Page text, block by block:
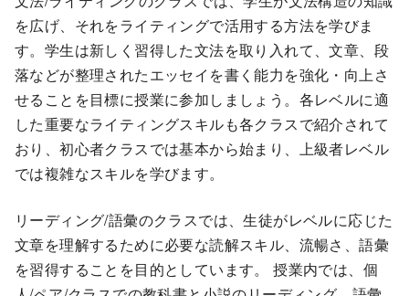
を広げ、それをライティングで活用する方法を学びま
す。学生は新しく習得した文法を取り入れて、文章、段
落などが整理されたエッセイを書く能力を強化・向上さ
せることを目標に授業に参加しましょう。各レベルに適
した重要なライティングスキルも各クラスで紹介されて
おり、初心者クラスでは基本から始まり、上級者レベル
では複雑なスキルを学びます。
リーディング/語彙のクラスでは、生徒がレベルに応じた
文章を理解するために必要な読解スキル、流暢さ、語彙
を習得することを目的としています。 授業内では、個